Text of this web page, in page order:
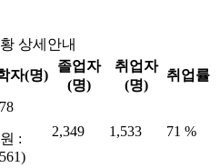
상세안내
자(명)
졸업자
(명)
취업자
(명)
취업률
:
2,349 1,533 71 %